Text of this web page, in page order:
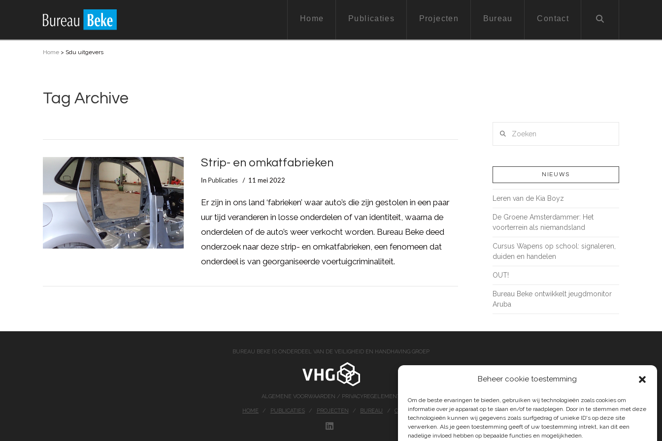
Beheer cookie toestemming
Om de beste ervaringen te bieden, gebruiken wij technologieën zoals cookies om
informatie over je apparaat op te slaan en/of te raadplegen. Door in te stemmen met deze
technologieën kunnen wij gegevens zoals surfgedrag of unieke ID's op deze site
verwerken. Als je geen toestemming geeft of uw toestemming intrekt, kan dit een
nadelige invloed hebben op bepaalde functies en mogelijkheden.
Home Publicaties Projecten Bureau Contact
Home > Sdu uitgevers
Tag Archive
Strip- en omkatfabrieken
In Publicaties 11 mei 2022
Er zijn in ons land ‘fabrieken’ waar auto’s die zijn gestolen in een paar
uur tijd veranderen in losse onderdelen of van identiteit, waarna de
onderdelen of de auto’s weer verkocht worden. Bureau Beke deed
onderzoek naar deze strip- en omkatfabrieken, een fenomeen dat
onderdeel is van georganiseerde voertuigcriminaliteit.
NIEUWS
Leren van de Kia Boyz
De Groene Amsterdammer: Het
voorterrein als niemandsland
Cursus Wapens op school: signaleren,
duiden en handelen
OUT!
Bureau Beke ontwikkelt jeugdmonitor
Aruba
BUREAU BEKE IS ONDERDEEL VAN DE VEILIGHEID EN HANDHAVING GROEP
ALGEMENE VOORWAARDEN / PRIVACYREGELEMENT
HOME PUBLICATIES PROJECTEN BUREAU CONTACT